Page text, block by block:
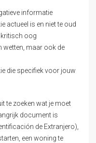
informatie
actueel is en niet te oud
oog
wetten, maar ook de
die specifiek voor jouw
te zoeken wat je moet
document is
de Extranjero),
een woning te